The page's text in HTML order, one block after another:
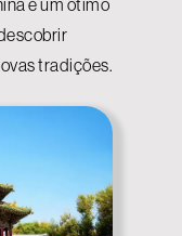
é um ótimo
tradições.